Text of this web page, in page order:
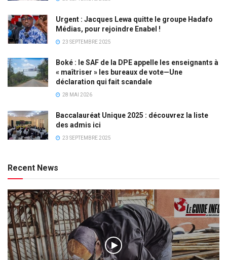
Urgent : Jacques Lewa quitte le groupe Hadafo
Médias, pour rejoindre Enabel !
23 SEPTEMBRE 2025
Boké : le SAF de la DPE appelle les enseignants à
« maîtriser » les bureaux de vote—Une
déclaration qui fait scandale
28 MAI 2026
Baccalauréat Unique 2025 : découvrez la liste
des admis ici
23 SEPTEMBRE 2025
Recent News